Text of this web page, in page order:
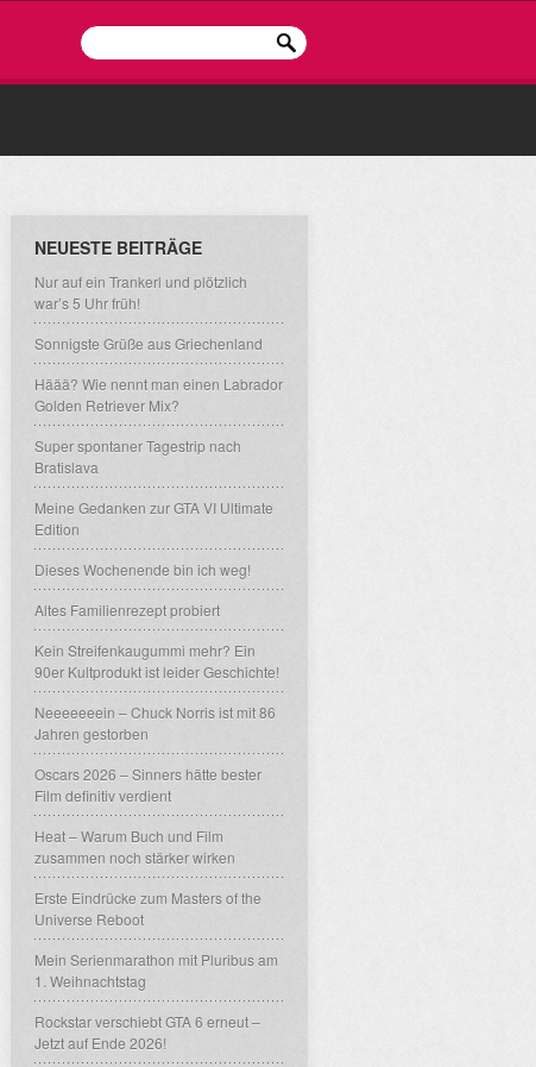
NEUESTE BEITRÄGE
Nur auf ein Trankerl und plötzlich
war’s 5 Uhr früh!
Sonnigste Grüße aus Griechenland
Häää? Wie nennt man einen Labrador
Golden Retriever Mix?
Super spontaner Tagestrip nach
Bratislava
Meine Gedanken zur GTA VI Ultimate
Edition
Dieses Wochenende bin ich weg!
Altes Familienrezept probiert
Kein Streifenkaugummi mehr? Ein
90er Kultprodukt ist leider Geschichte!
Neeeeeeein – Chuck Norris ist mit 86
Jahren gestorben
Oscars 2026 – Sinners hätte bester
Film definitiv verdient
Heat – Warum Buch und Film
zusammen noch stärker wirken
Erste Eindrücke zum Masters of the
Universe Reboot
Mein Serienmarathon mit Pluribus am
1. Weihnachtstag
Rockstar verschiebt GTA 6 erneut –
Jetzt auf Ende 2026!